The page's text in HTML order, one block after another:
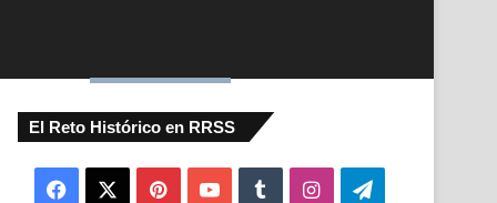
El Reto Histórico en RRSS
Facebook PinterestYouTubeTumblrInstagramTelegram